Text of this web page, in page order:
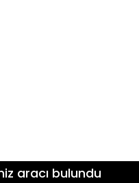
aracı bulundu